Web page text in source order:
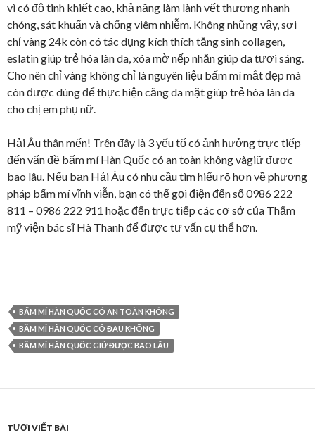
vì có độ tinh khiết cao, khả năng làm lành vết thương nhanh
chóng, sát khuẩn và chống viêm nhiễm. Không những vậy, sợi
chỉ vàng 24k còn có tác dụng kích thích tăng sinh collagen,
eslatin giúp trẻ hóa làn da, xóa mờ nếp nhăn giúp da tươi sáng.
Cho nên chỉ vàng không chỉ là nguyên liệu bấm mí mắt đẹp mà
còn được dùng để thực hiện căng da mặt giúp trẻ hóa làn da
cho chị em phụ nữ.
Hải Âu thân mến! Trên đây là 3 yếu tố có ảnh hưởng trực tiếp
đến vấn đề bấm mí Hàn Quốc có an toàn không vàgiữ được
bao lâu. Nếu bạn Hải Âu có nhu cầu tìm hiểu rõ hơn về phương
pháp bấm mí vĩnh viễn, bạn có thể gọi điện đến số 0986 222
811 – 0986 222 911 hoặc đến trực tiếp các cơ sở của Thẩm
mỹ viện bác sĩ Hà Thanh để được tư vấn cụ thể hơn.
BẤM MÍ HÀN QUỐC CÓ AN TOÀN KHÔNG
BẤM MÍ HÀN QUỐC CÓ ĐAU KHÔNG
BẤM MÍ HÀN QUỐC GIỮ ĐƯỢC BAO LÂU
TƯƠI VIẾT BÀI